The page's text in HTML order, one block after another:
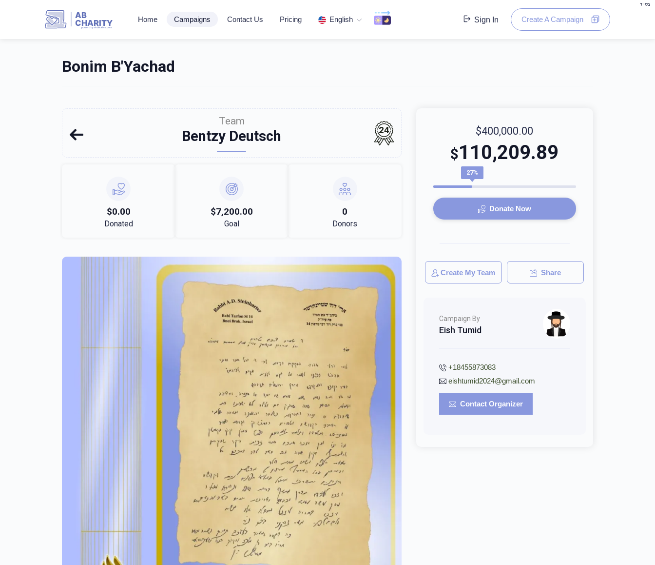
בס"ד
AB
CHARITY
powerd by ahblicklive.com
Home Campaigns Contact Us Pricing English Sign In Create A Campaign
Bonim B'Yachad
Team
Bentzy Deutsch 24
$0.00
Donated
$7,200.00
Goal
0
Donors
$400,000.00
$110,209.89
27%
Donate Now
Create My Team Share
Campaign By
Eish Tumid
+18455873083
eishtumid2024@gmail.com
Contact Organizer